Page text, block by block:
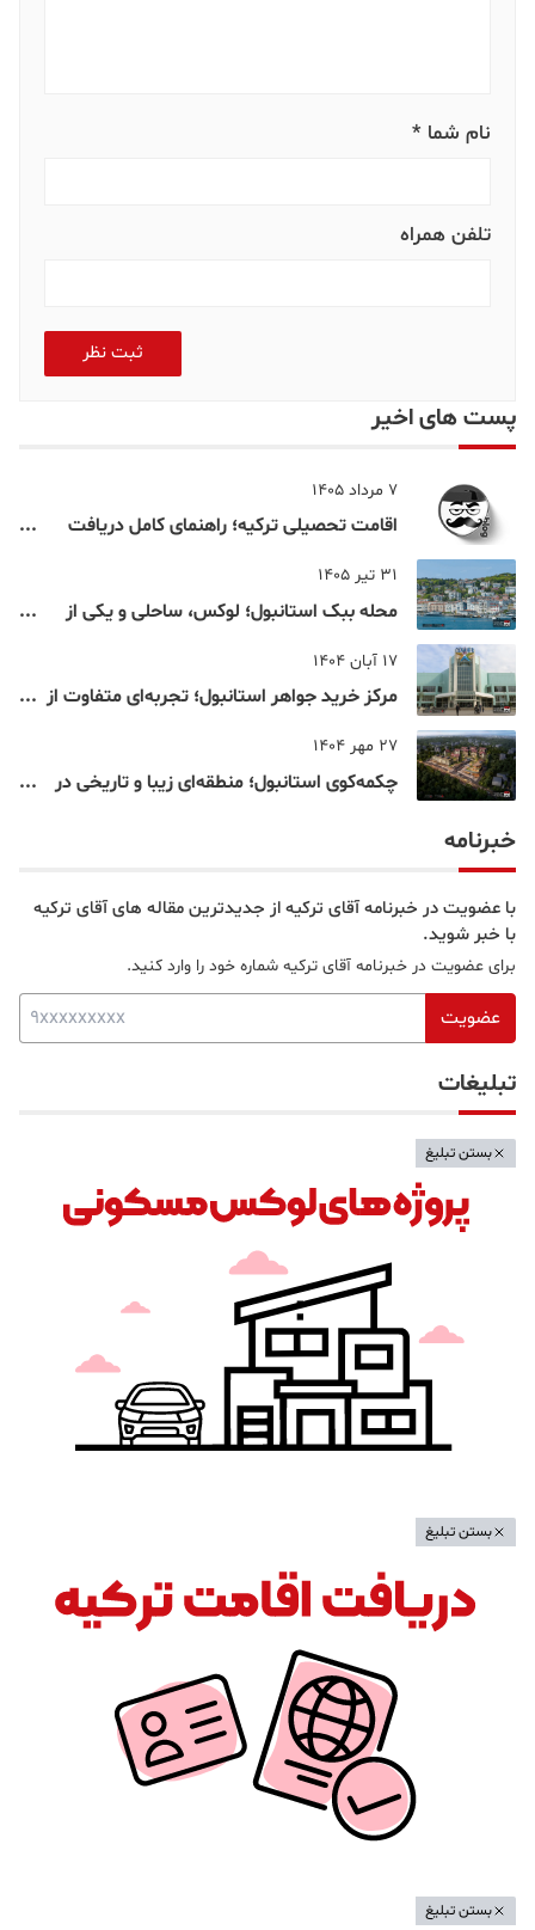
نام شما *
تلفن همراه
ثبت نظر
پست های اخیر
7 مرداد 1405
اقامت تحصیلی ترکیه؛ راهنمای کامل دریافت
31 تیر 1405
محله ببک استانبول؛ لوکس، ساحلی و یکی از
17 آبان 1404
مرکز خرید جواهر استانبول؛ تجربه‌ای متفاوت از
27 مهر 1404
چکمه‌کوی استانبول؛ منطقه‌ای زیبا و تاریخی در
خبرنامه
با عضویت در خبرنامه آقای ترکیه از جدیدترین مقاله های آقای ترکیه
با خبر شوید.
برای عضویت در خبرنامه آقای ترکیه شماره خود را وارد کنید.
عضویت
تبلیغات
بستن تبلیغ
بستن تبلیغ
بستن تبلیغ